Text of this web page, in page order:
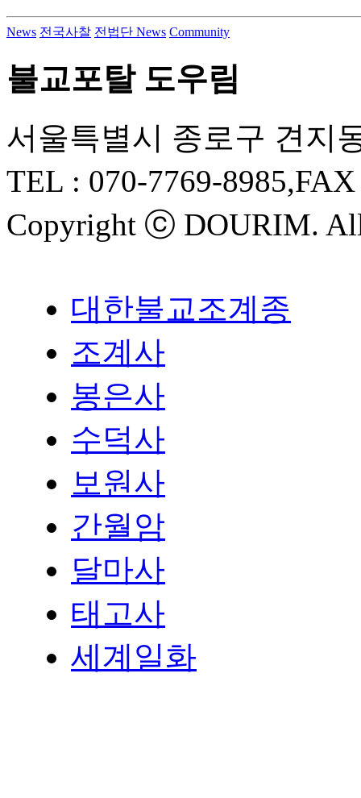
News 전국사찰 전법단 News Community
불교포탈 도우림
서울특별시 종로구 견지
TEL : 070-7769-8985
Copyright ⓒ DOURIM.
대한불교조계종
조계사
봉은사
수덕사
보원사
간월암
달마사
태고사
세계일화